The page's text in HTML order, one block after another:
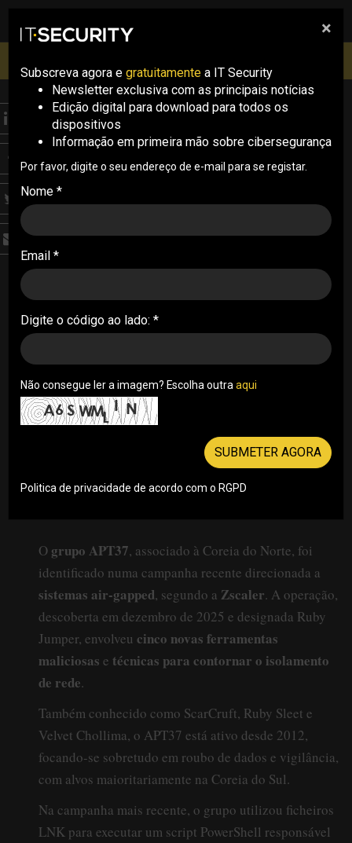
pesquisa
Inscrições abertas
THREATS
Grupo APT37 visa
sistemas isolados da
rede
Grupo ligado à Coreia do Norte usou novas
ferramentas para atacar sistemas air-gapped.
02/03/2026
O grupo APT37, associado à Coreia do Norte, foi
identificado numa campanha recente direcionada a
sistemas air-gapped, segundo a Zscaler. A operação,
descoberta em dezembro de 2025 e designada Ruby
Jumper, envolveu cinco novas ferramentas
maliciosas e técnicas para contornar o isolamento
de rede.
Também conhecido como ScarCruft, Ruby Sleet e
Velvet Chollima, o APT37 está ativo desde 2012,
focando-se sobretudo em roubo de dados e vigilância,
com alvos maioritariamente na Coreia do Sul.
Na campanha mais recente, o grupo utilizou ficheiros
LNK para executar um script PowerShell responsável
×
Subscreva agora e gratuitamente a IT Security
Newsletter exclusiva com as principais notícias
Edição digital para download para todos os
dispositivos
Informação em primeira mão sobre cibersegurança
Por favor, digite o seu endereço de e-mail para se registar.
Nome *
Email *
Digite o código ao lado: *
Não consegue ler a imagem? Escolha outra aqui
SUBMETER AGORA
Politica de privacidade de acordo com o RGPD